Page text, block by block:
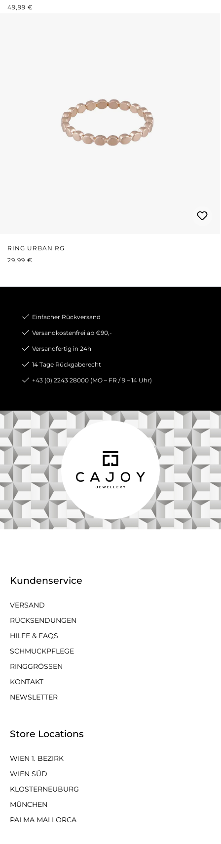
REGULÄRER PREIS:
49,99 €
RING URBAN RG
REGULÄRER PREIS:
29,99 €
Einfacher Rückversand
Versandkostenfrei ab €90,-
Versandfertig in 24h
14 Tage Rückgaberecht
+43 (0) 2243 28000 (MO – FR / 9 – 14 Uhr)
Kundenservice
VERSAND
RÜCKSENDUNGEN
HILFE & FAQS
SCHMUCKPFLEGE
RINGGRÖSSEN
KONTAKT
NEWSLETTER
Store Locations
WIEN 1. BEZIRK
WIEN SÜD
KLOSTERNEUBURG
MÜNCHEN
PALMA MALLORCA